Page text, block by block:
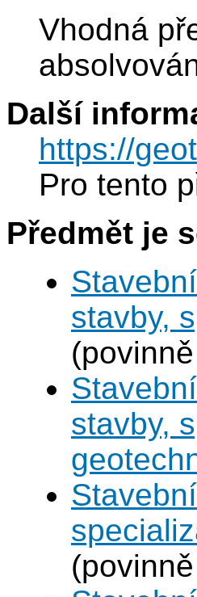
Vhodná
Další
https://
Pro tento
Předmět je
stavby,
stavby,